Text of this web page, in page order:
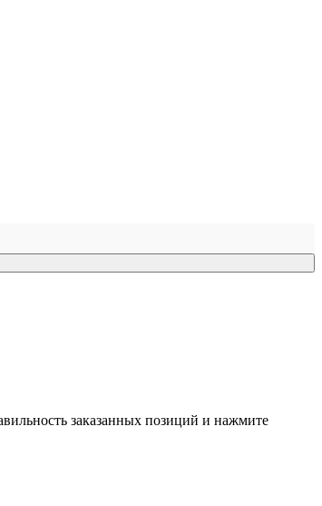
заказанных позиций и нажмите